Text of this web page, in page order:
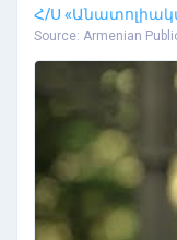
Հ/Ս
Source: Armenian